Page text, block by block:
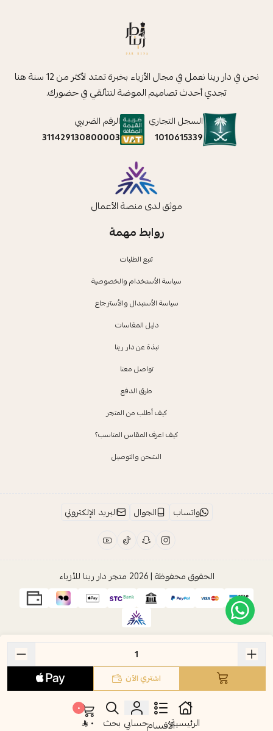
اشتري الآن
روابط مهمة
تتبع الطلبات
سياسة الأستخدام والخصوصية
سياسة الأستبدال والأسترجاع
دليل المقاسات
نبذة عن دار رينا
تواصل معنا
طرق الدفع
كيف أطلب من المتجر
كيف اعرف المقاس المناسب؟
الشحن والتوصيل
نحن في دار رينا نعمل في مجال الأزياء بخبرة تمتد لأكثر من 12 سنة هنا
تجدي أحدث تصاميم الموضة لتتألقي في حضورك.
السجل التجاري
1010615339
الرقم الضريبي
311429130800003
موثق لدى منصة الأعمال
واتساب الجوال البريد الإلكتروني
الحقوق محفوظة | 2026 متجر دار رينا للأزياء
الرئيسيةالأقسامحسابي بحث
٠
٠